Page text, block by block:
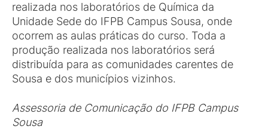
realizada nos laboratórios de Química da
Unidade Sede do IFPB Campus Sousa, onde
ocorrem as aulas práticas do curso. Toda a
produção realizada nos laboratórios será
distribuída para as comunidades carentes de
Sousa e dos municípios vizinhos.
Assessoria de Comunicação do IFPB Campus
Sousa